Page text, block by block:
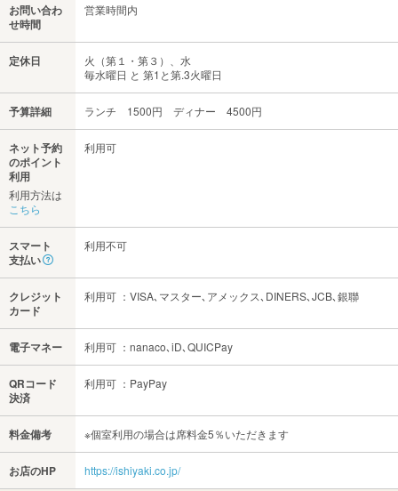
お問い合わ
せ時間
営業時間内
定休日
火（第１・第３）、水
毎水曜日 と 第1と第.3火曜日
予算詳細 ランチ 1500円 ディナー 4500円
ネット予約
のポイント
利用
利用方法は
こちら
利用可
スマート
支払い
利用不可
クレジット
カード
利用可 ：VISA､マスター､アメックス､DINERS､JCB､銀聯
電子マネー 利用可 ：nanaco､iD､QUICPay
QRコード
決済
利用可 ：PayPay
料金備考 ※個室利用の場合は席料金5％いただきます
お店のHP https://ishiyaki.co.jp/